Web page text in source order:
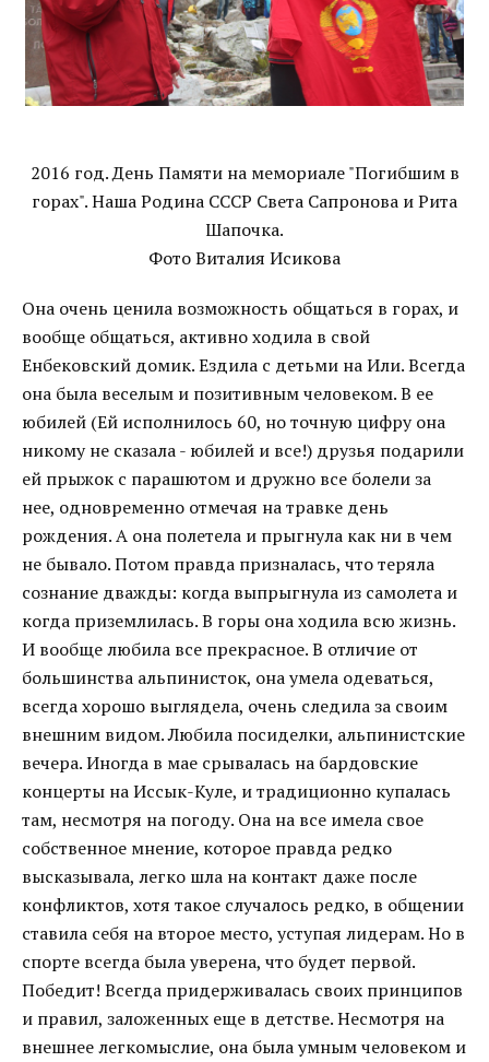
2016 год. День Памяти на мемориале "Погибшим в
горах". Наша Родина СССР Света Сапронова и Рита
Шапочка.
Фото Виталия Исикова
Она очень ценила возможность общаться в горах, и
вообще общаться, активно ходила в свой
Енбековский домик. Ездила с детьми на Или. Всегда
она была веселым и позитивным человеком. В ее
юбилей (Ей исполнилось 60, но точную цифру она
никому не сказала - юбилей и все!) друзья подарили
ей прыжок с парашютом и дружно все болели за
нее, одновременно отмечая на травке день
рождения. А она полетела и прыгнула как ни в чем
не бывало. Потом правда призналась, что теряла
сознание дважды: когда выпрыгнула из самолета и
когда приземлилась. В горы она ходила всю жизнь.
И вообще любила все прекрасное. В отличие от
большинства альпинисток, она умела одеваться,
всегда хорошо выглядела, очень следила за своим
внешним видом. Любила посиделки, альпинистские
вечера. Иногда в мае срывалась на бардовские
концерты на Иссык-Куле, и традиционно купалась
там, несмотря на погоду. Она на все имела свое
собственное мнение, которое правда редко
высказывала, легко шла на контакт даже после
конфликтов, хотя такое случалось редко, в общении
ставила себя на второе место, уступая лидерам. Но в
спорте всегда была уверена, что будет первой.
Победит! Всегда придерживалась своих принципов
и правил, заложенных еще в детстве. Несмотря на
внешнее легкомыслие, она была умным человеком и